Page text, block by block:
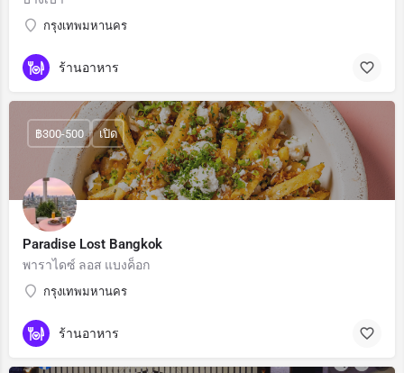
กรุงเทพมหานคร
ร้านอาหาร
Paradise Lost Bangkok
พาราไดซ์ ลอส แบงค็อก
กรุงเทพมหานคร
฿300-500 เปิด
ร้านอาหาร